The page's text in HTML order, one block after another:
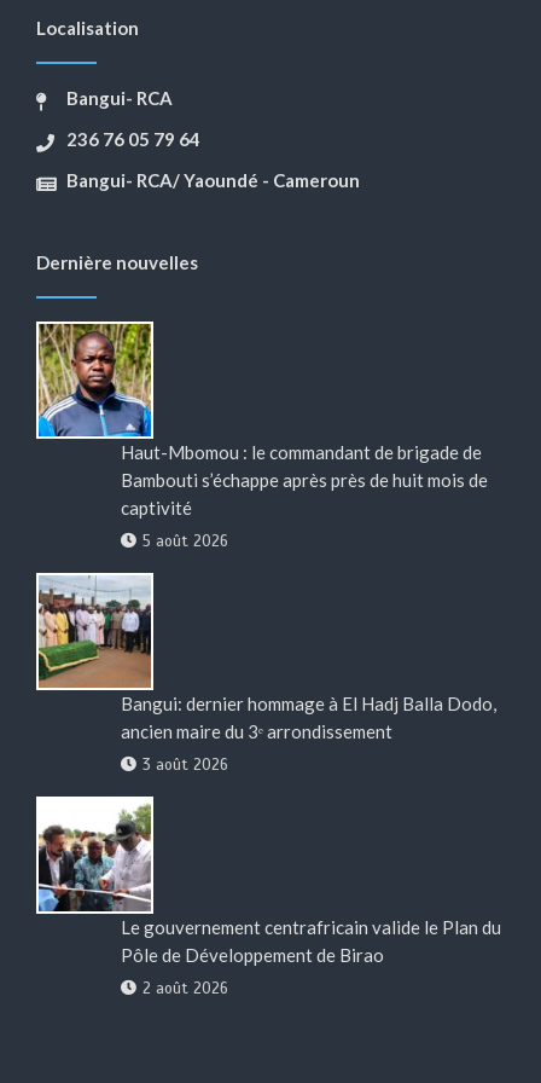
Localisation
Bangui- RCA
236 76 05 79 64
Bangui- RCA/ Yaoundé - Cameroun
Dernière nouvelles
Haut-Mbomou : le commandant de brigade de
Bambouti s’échappe après près de huit mois de
captivité
5 août 2026
Bangui: dernier hommage à El Hadj Balla Dodo,
ancien maire du 3ᵉ arrondissement
3 août 2026
Le gouvernement centrafricain valide le Plan du
Pôle de Développement de Birao
2 août 2026